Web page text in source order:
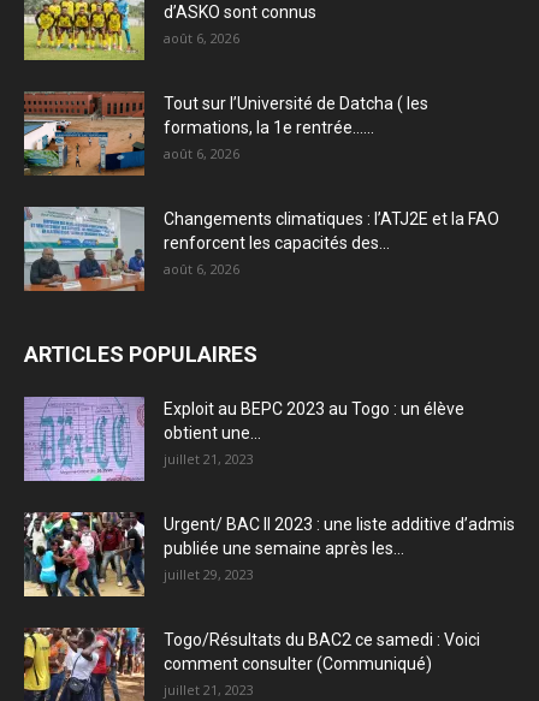
d’ASKO sont connus
août 6, 2026
Tout sur l’Université de Datcha ( les
formations, la 1e rentrée…...
août 6, 2026
Changements climatiques : l’ATJ2E et la FAO
renforcent les capacités des...
août 6, 2026
ARTICLES POPULAIRES
Exploit au BEPC 2023 au Togo : un élève
obtient une...
juillet 21, 2023
Urgent/ BAC II 2023 : une liste additive d’admis
publiée une semaine après les...
juillet 29, 2023
Togo/Résultats du BAC2 ce samedi : Voici
comment consulter (Communiqué)
juillet 21, 2023